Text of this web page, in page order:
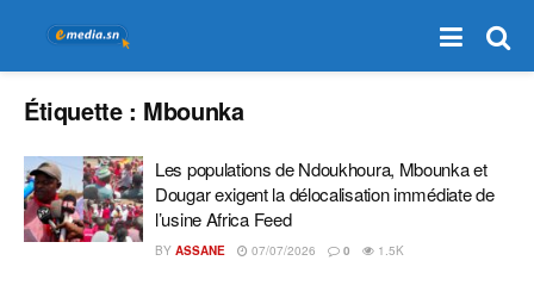
Étiquette : Mbounka
Les populations de Ndoukhoura, Mbounka et
Dougar exigent la délocalisation immédiate de
l’usine Africa Feed
BY ASSANE 07/07/2026 0 1.5K